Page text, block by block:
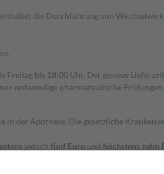
die Durchführung von
bis 18:00 Uhr. Der genaue
notwendige pharmazeutische
der Apotheke. Die gesetzliche
jedoch fünf Euro und höchstens zehn